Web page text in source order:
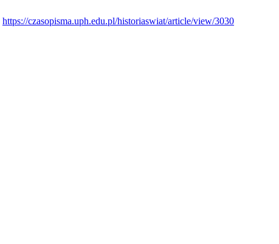
https://czasopisma.uph.edu.pl/historiaswiat/article/view/3030